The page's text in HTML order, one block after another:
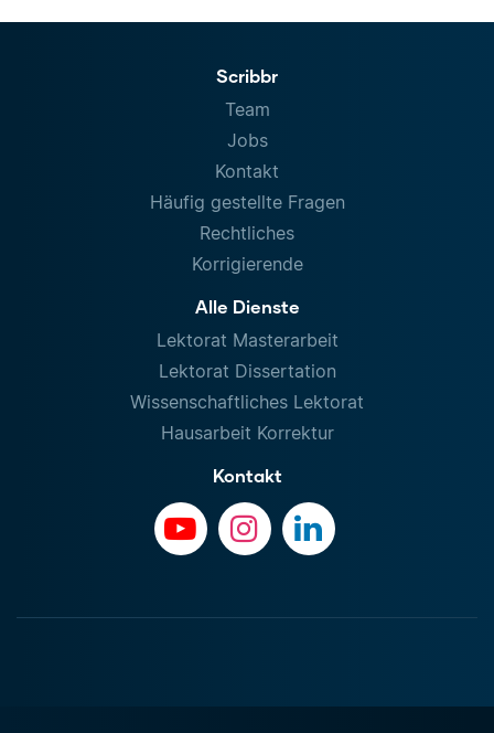
Scribbr
Team
Jobs
Kontakt
Häufig gestellte Fragen
Rechtliches
Korrigierende
Alle Dienste
Lektorat Masterarbeit
Lektorat Dissertation
Wissenschaftliches Lektorat
Hausarbeit Korrektur
Kontakt